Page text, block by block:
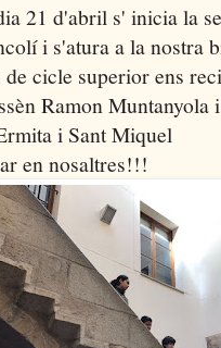
21 d'abril s' inicia la
i s'atura a la nostra
cicle superior ens
Ramon Muntanyola
i Sant Miquel
en nosaltres!!!